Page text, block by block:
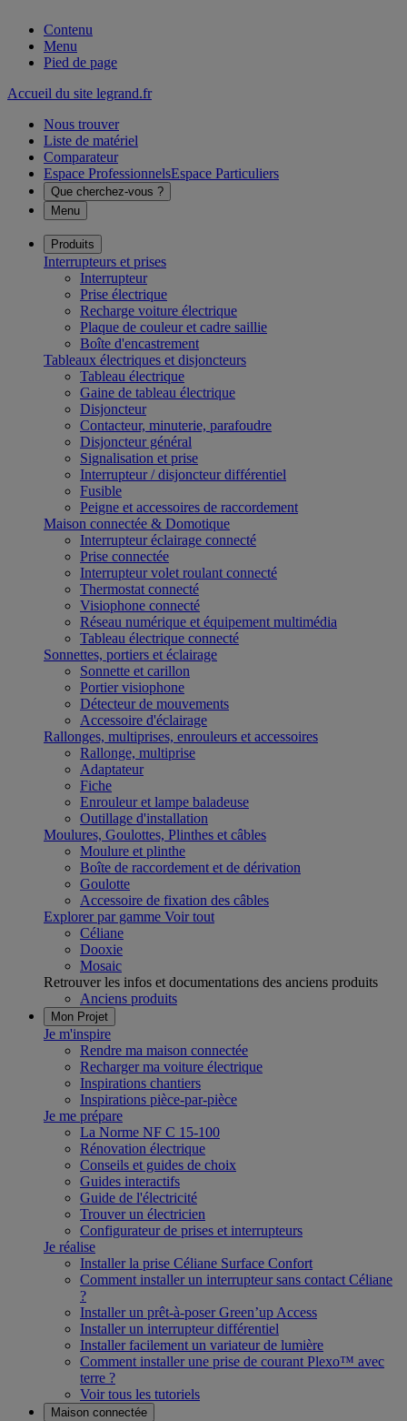
Contenu
Menu
Pied de page
Accueil du site legrand.fr
Nous trouver
Liste de matériel
Comparateur
Espace ProfessionnelsEspace Particuliers
Que cherchez-vous ?
Menu
Produits
Interrupteurs et prises
Interrupteur
Prise électrique
Recharge voiture électrique
Plaque de couleur et cadre saillie
Boîte d'encastrement
Tableaux électriques et disjoncteurs
Tableau électrique
Gaine de tableau électrique
Disjoncteur
Contacteur, minuterie, parafoudre
Disjoncteur général
Signalisation et prise
Interrupteur / disjoncteur différentiel
Fusible
Peigne et accessoires de raccordement
Maison connectée & Domotique
Interrupteur éclairage connecté
Prise connectée
Interrupteur volet roulant connecté
Thermostat connecté
Visiophone connecté
Réseau numérique et équipement multimédia
Tableau électrique connecté
Sonnettes, portiers et éclairage
Sonnette et carillon
Portier visiophone
Détecteur de mouvements
Accessoire d'éclairage
Rallonges, multiprises, enrouleurs et accessoires
Rallonge, multiprise
Adaptateur
Fiche
Enrouleur et lampe baladeuse
Outillage d'installation
Moulures, Goulottes, Plinthes et câbles
Moulure et plinthe
Boîte de raccordement et de dérivation
Goulotte
Accessoire de fixation des câbles
Explorer par gamme Voir tout
Céliane
Dooxie
Mosaic
Retrouver les infos et documentations des anciens produits
Anciens produits
Mon Projet
Je m'inspire
Rendre ma maison connectée
Recharger ma voiture électrique
Inspirations chantiers
Inspirations pièce-par-pièce
Je me prépare
La Norme NF C 15-100
Rénovation électrique
Conseils et guides de choix
Guides interactifs
Guide de l'électricité
Trouver un électricien
Configurateur de prises et interrupteurs
Je réalise
Installer la prise Céliane Surface Confort
Comment installer un interrupteur sans contact Céliane
?
Installer un prêt-à-poser Green’up Access
Installer un interrupteur différentiel
Installer facilement un variateur de lumière
Comment installer une prise de courant Plexo™ avec
terre ?
Voir tous les tutoriels
Maison connectée